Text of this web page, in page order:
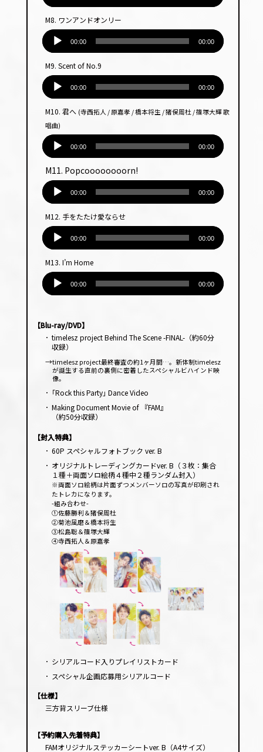
レー
ヤー
M8. ワンアンドオンリー
レー
ヤー
00:00 00:00
M9. Scent of No.9
レー
ヤー
00:00 00:00
M10. 君へ (寺西拓人 / 原嘉孝 / 橋本将生 / 猪俣周杜 / 篠塚大輝 歌
唱曲)
レー
ヤー
00:00 00:00
M11. Popcoooooooorn!
レー
ヤー
00:00 00:00
M12. 手をたたけ愛ならせ
レー
ヤー
00:00 00:00
M13. I’m Home
ヤー
00:00 00:00
【Blu-ray/DVD】
･ timelesz project Behind The Scene -FINAL-（約60分
収録）
→timelesz project最終審査の約1ヶ月間…。新体制timelesz
が誕生する直前の裏側に密着したスペシャルビハインド映
像。
･ ｢Rock this Party｣ Dance Video
･ Making Document Movie of 『FAM』
（約50分収録）
【封入特典】
･ 60P スペシャルフォトブック ver. B
･ オリジナルトレーディングカードver. B（３枚：集合
１種＋両面ソロ絵柄４種中２種ランダム封入）
※両面ソロ絵柄は片面ずつメンバーソロの写真が印刷され
たトレカになります。
-組み合わせ-
①佐藤勝利＆猪俣周杜
②菊池風磨＆橋本将生
③松島聡＆篠塚大輝
④寺西拓人＆原嘉孝
･ シリアルコード入りプレイリストカード
･ スペシャル企画応募用シリアルコード
【仕様】
三方背スリーブ仕様
【予約購入先着特典】
FAMオリジナルステッカーシートver. B（A4サイズ）